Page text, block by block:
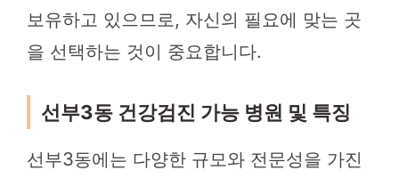
보유하고 있으므로, 자신의 필요에 맞는 곳
을 선택하는 것이 중요합니다.
선부3동 건강검진 가능 병원 및 특징
선부3동에는 다양한 규모와 전문성을 가진